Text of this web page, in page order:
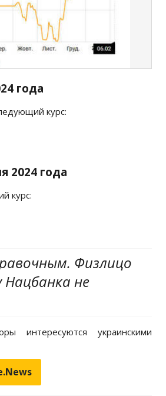
года
курс:
2024 года
курс:
Физлицо
не
интересуются украинскими